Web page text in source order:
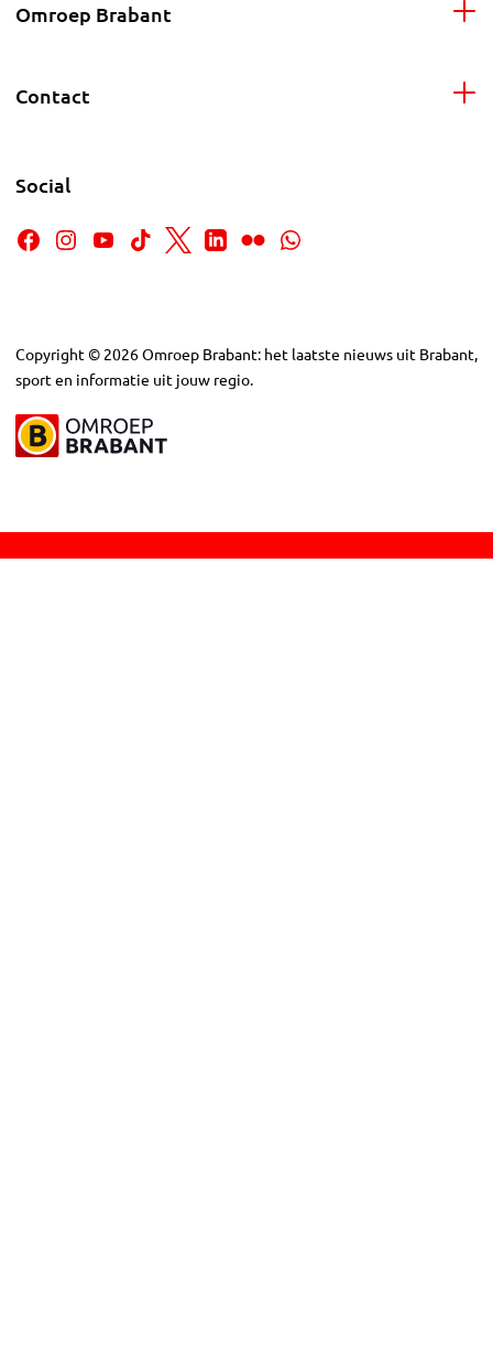
Omroep Brabant
Contact
Social
Copyright © 2026Omroep Brabant: het laatste nieuws uit Brabant,
sport en informatie uit jouw regio.